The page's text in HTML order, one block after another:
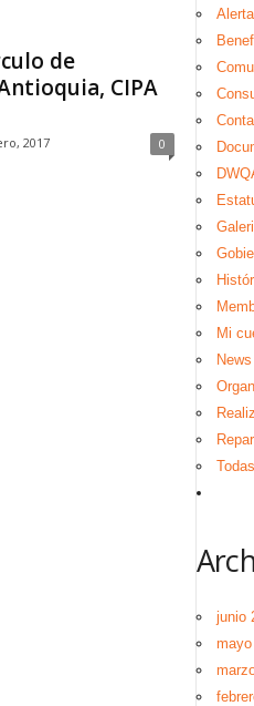
de
CIPA
2017 0
Mi
News
junio